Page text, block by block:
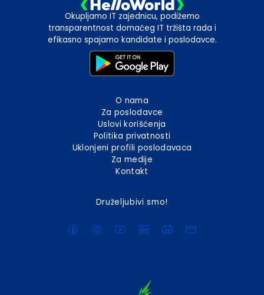
Okupljamo IT zajednicu, podižemo
transparentnost domaćeg IT tržišta rada i
efikasno spajamo kandidate i poslodavce.
O nama
Za poslodavce
Uslovi korišćenja
Politika privatnosti
Uklonjeni profili poslodavaca
Za medije
Kontakt
Druželjubivi smo!